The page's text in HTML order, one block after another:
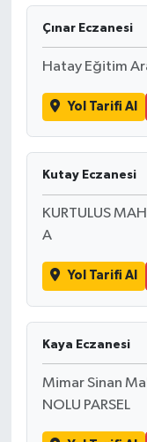
Çınar Eczanesi
Hatay Eğitim
Yol Tarifi Al
Kutay Eczanesi
KURTULUS
A
Yol Tarifi Al
Kaya Eczanesi
Mimar Sinan
NOLU PARSEL